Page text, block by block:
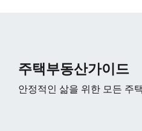
주택부동산가이드
안정적인 삶을 위한 모든 주